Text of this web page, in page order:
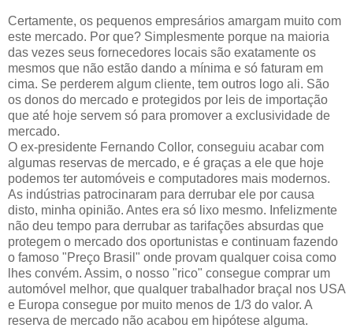
Certamente, os pequenos empresários amargam muito com
este mercado. Por que? Simplesmente porque na maioria
das vezes seus fornecedores locais são exatamente os
mesmos que não estão dando a mínima e só faturam em
cima. Se perderem algum cliente, tem outros logo ali. São
os donos do mercado e protegidos por leis de importação
que até hoje servem só para promover a exclusividade de
mercado.
O ex-presidente Fernando Collor, conseguiu acabar com
algumas reservas de mercado, e é graças a ele que hoje
podemos ter automóveis e computadores mais modernos.
As indústrias patrocinaram para derrubar ele por causa
disto, minha opinião. Antes era só lixo mesmo. Infelizmente
não deu tempo para derrubar as tarifações absurdas que
protegem o mercado dos oportunistas e continuam fazendo
o famoso "Preço Brasil" onde provam qualquer coisa como
lhes convém. Assim, o nosso "rico" consegue comprar um
automóvel melhor, que qualquer trabalhador braçal nos USA
e Europa consegue por muito menos de 1/3 do valor. A
reserva de mercado não acabou em hipótese alguma.